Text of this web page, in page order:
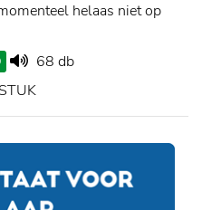
helaas niet op
68 db